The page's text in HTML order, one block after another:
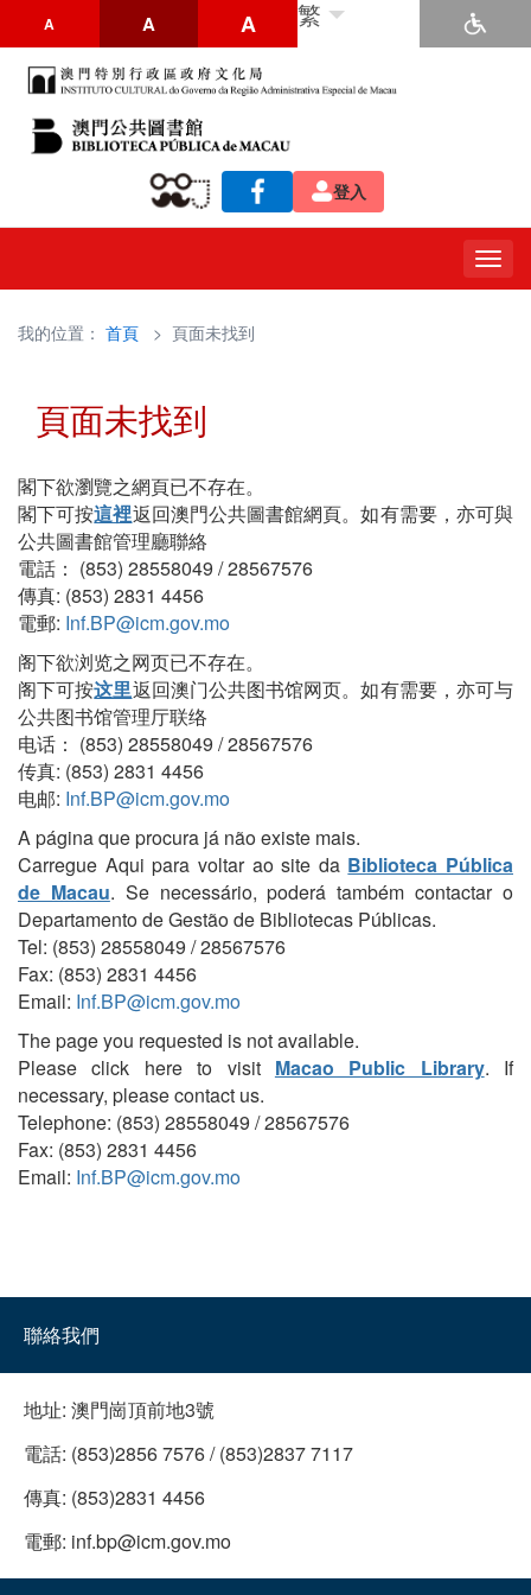
A A A 繁
登入
我的位置： 首頁 > 頁面未找到
頁面未找到
閣下欲瀏覽之網頁已不存在。
閣下可按這裡返回澳門公共圖書館網頁。如有需要，亦可與
公共圖書館管理廳聯絡
電話： (853) 28558049 / 28567576
傳真: (853) 2831 4456
電郵: Inf.BP@icm.gov.mo
阁下欲浏览之网页已不存在。
阁下可按这里返回澳门公共图书馆网页。如有需要，亦可与
公共图书馆管理厅联络
电话： (853) 28558049 / 28567576
传真: (853) 2831 4456
电邮: Inf.BP@icm.gov.mo
A página que procura já não existe mais.
Carregue Aqui para voltar ao site da Biblioteca Pública
de Macau. Se necessário, poderá também contactar o
Departamento de Gestão de Bibliotecas Públicas.
Tel: (853) 28558049 / 28567576
Fax: (853) 2831 4456
Email: Inf.BP@icm.gov.mo
The page you requested is not available.
Please click here to visit Macao Public Library. If
necessary, please contact us.
Telephone: (853) 28558049 / 28567576
Fax: (853) 2831 4456
Email: Inf.BP@icm.gov.mo
聯絡我們
地址: 澳門崗頂前地3號
電話: (853)2856 7576 / (853)2837 7117
傳真: (853)2831 4456
電郵: inf.bp@icm.gov.mo